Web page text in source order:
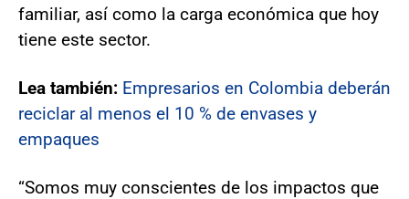
familiar, así como la carga económica que hoy
tiene este sector.
Lea también: Empresarios en Colombia deberán
reciclar al menos el 10 % de envases y
empaques
“Somos muy conscientes de los impactos que